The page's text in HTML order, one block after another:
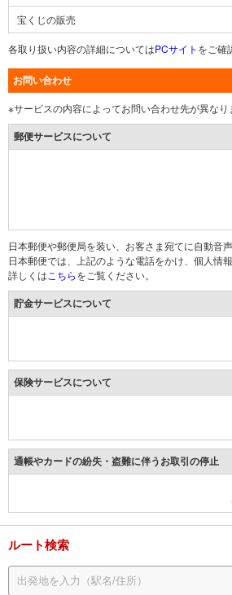
宝くじの販売
各取り扱い内容の詳細についてはPCサイト をご確
お問い合わせ
※サービスの内容によってお問い合わせ先が異なり
郵便サービスについて
日本郵便や郵便局を装い、お客さま宛てに自動音
日本郵便では、上記のような電話をかけ、個人情
詳しくは こちらをご覧ください。
貯金サービスについて
保険サービスについて
通帳やカードの紛失・盗難に伴うお取引の停止
ルート検索